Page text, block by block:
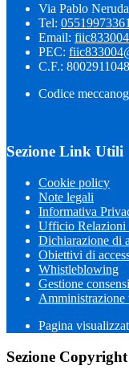
Via Pablo
Tel: 05519973361
Email:
PEC:
C.F.:
Codice
Sezione Link Utili
Cookie policy
Note legali
Informativa
Ufficio Relazioni
Dichiarazione di
Obiettivi di
Whistleblowing
Gestione
Amministrazione
Pagina
Sezione Copyright